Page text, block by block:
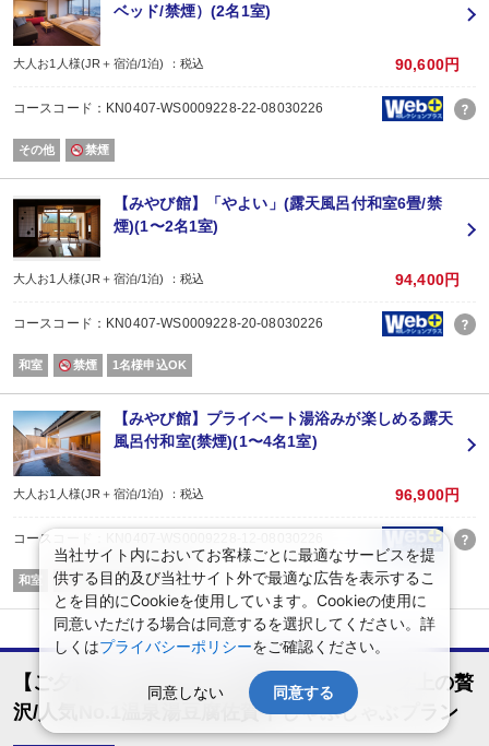
ベッド/禁煙）(2名1室)
大人お1人様(JR＋宿泊/1泊) ：税込 90,600円
コースコード：KN0407-WS0009228-22-08030226
その他 禁煙
【みやび館】「やよい」(露天風呂付和室6畳/禁
煙)(1〜2名1室)
大人お1人様(JR＋宿泊/1泊) ：税込 94,400円
コースコード：KN0407-WS0009228-20-08030226
和室 禁煙 1名様申込OK
【みやび館】プライベート湯浴みが楽しめる露天
風呂付和室(禁煙)(1〜4名1室)
大人お1人様(JR＋宿泊/1泊) ：税込 96,900円
コースコード：KN0407-WS0009228-12-08030226
和室 禁煙 1名様申込OK
【ご夕食17：30スタートお約束】ワンランク上の贅
沢/人気No.1温泉湯豆腐佐賀牛しゃぶしゃぶプラン
当社サイト内においてお客様ごとに最適なサービスを提
供する目的及び当社サイト外で最適な広告を表示するこ
とを目的にCookieを使用しています。Cookieの使用に
同意いただける場合は同意するを選択してください。詳
しくはプライバシーポリシーをご確認ください。
同意しない 同意する